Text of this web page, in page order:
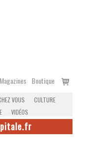
Magazines Boutique
Voir
VOUS
CULTURE
VIDÉOS